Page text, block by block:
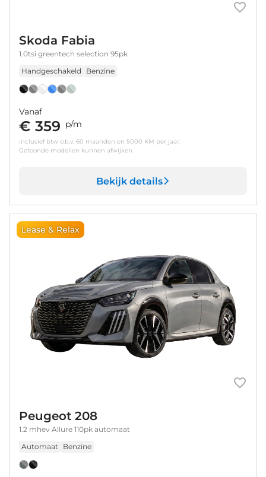
Skoda Fabia
1.0tsi greentech selection 95pk
Handgeschakeld
Benzine
Vanaf
€ 359 p/m
inclusief btw o.b.v. 60 maanden en 5000 KM per jaar.
Getoonde modellen kunnen afwijken
Bekijk details
Lease & Relax
Peugeot 208
1.2 mhev Allure 110pk automaat
Automaat Benzine